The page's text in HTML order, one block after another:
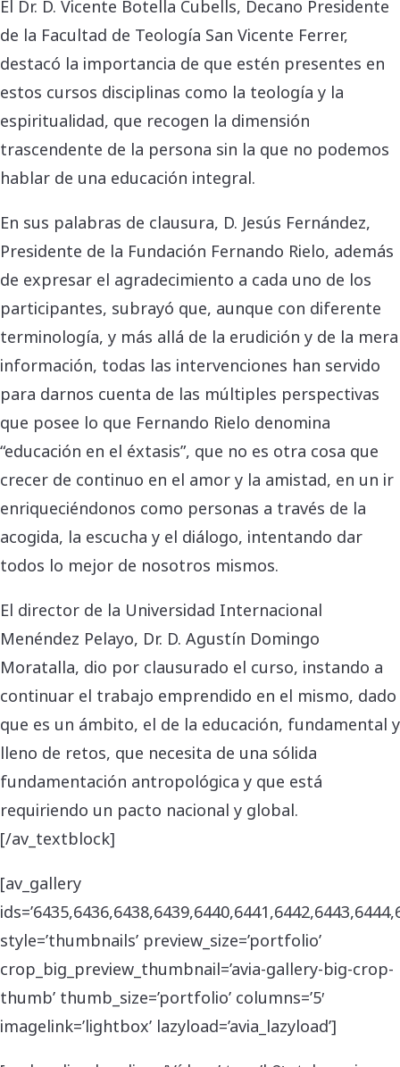
El Dr. D. Vicente Botella Cubells, Decano Presidente
de la Facultad de Teología San Vicente Ferrer,
destacó la importancia de que estén presentes en
estos cursos disciplinas como la teología y la
espiritualidad, que recogen la dimensión
trascendente de la persona sin la que no podemos
hablar de una educación integral.
En sus palabras de clausura, D. Jesús Fernández,
Presidente de la Fundación Fernando Rielo, además
de expresar el agradecimiento a cada uno de los
participantes, subrayó que, aunque con diferente
terminología, y más allá de la erudición y de la mera
información, todas las intervenciones han servido
para darnos cuenta de las múltiples perspectivas
que posee lo que Fernando Rielo denomina
“educación en el éxtasis”, que no es otra cosa que
crecer de continuo en el amor y la amistad, en un ir
enriqueciéndonos como personas a través de la
acogida, la escucha y el diálogo, intentando dar
todos lo mejor de nosotros mismos.
El director de la Universidad Internacional
Menéndez Pelayo, Dr. D. Agustín Domingo
Moratalla, dio por clausurado el curso, instando a
continuar el trabajo emprendido en el mismo, dado
que es un ámbito, el de la educación, fundamental y
lleno de retos, que necesita de una sólida
fundamentación antropológica y que está
requiriendo un pacto nacional y global.
[/av_textblock]
[av_gallery
style=’thumbnails’ preview_size=’portfolio’
crop_big_preview_thumbnail=’avia-gallery-big-crop-
thumb’ thumb_size=’portfolio’ columns=’5′
imagelink=’lightbox’ lazyload=’avia_lazyload’]